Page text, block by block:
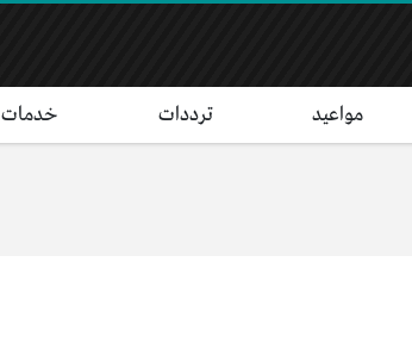
مواعيد ترددات خدمات